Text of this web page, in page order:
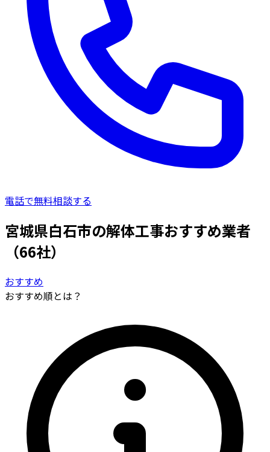
電話で無料相談する
宮城県白石市の解体工事おすすめ業者
（66社）
おすすめ
おすすめ順とは？